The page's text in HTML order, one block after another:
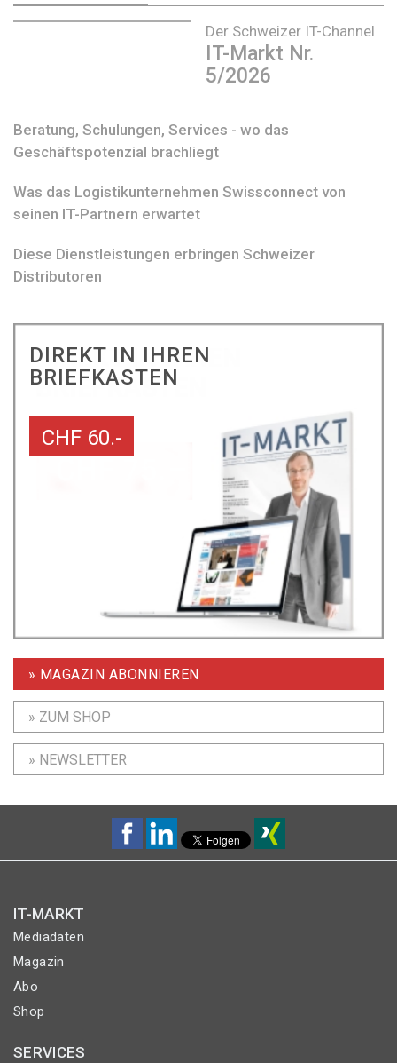
Der Schweizer IT-Channel
IT-Markt Nr.
5/2026
Beratung, Schulungen, Services - wo das
Geschäftspotenzial brachliegt
Was das Logistikunternehmen Swissconnect von
seinen IT-Partnern erwartet
Diese Dienstleistungen erbringen Schweizer
Distributoren
DIREKT IN IHREN
BRIEFKASTEN
CHF 60.-
» MAGAZIN ABONNIEREN
» ZUM SHOP
» NEWSLETTER
IT-MARKT
Mediadaten
Magazin
Abo
Shop
SERVICES